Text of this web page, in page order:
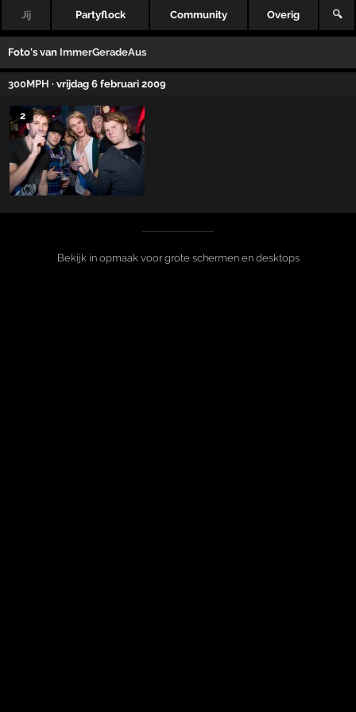
Jij Partyflock Community Overig 🔍
Foto's van ImmerGeradeAus
300MPH · vrijdag 6 februari 2009
2
Bekijk in opmaak voor grote schermen en desktops